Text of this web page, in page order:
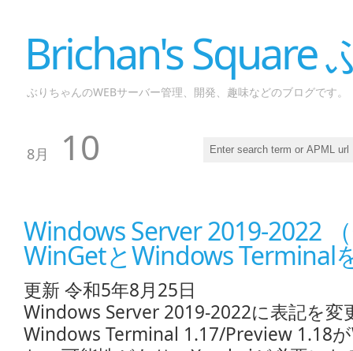
Brichan's Square
ぶりちゃんのWEBサーバー管理、開発、趣味などのブログです。
8月 10
Windows Server 2019-2022
WinGetとWindows Terminal
更新 令和5年8月25日
Windows Server 2019-2022に表記を変
Windows Terminal 1.17/Preview 1.18